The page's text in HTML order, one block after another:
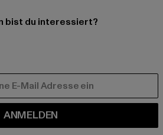
bist du interessiert?
ANMELDEN